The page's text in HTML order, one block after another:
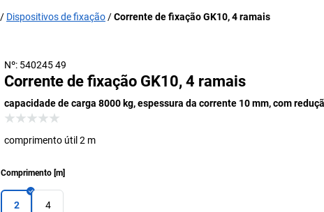
Dispositivos de fixação Corrente de fixação GK10, 4 ramais
Nº: 540245 49
Corrente de fixação GK10, 4 ramais
capacidade de carga 8000 kg, espessura da corrente 10 mm, com
comprimento útil 2 m
Comprimento [m]
2 4